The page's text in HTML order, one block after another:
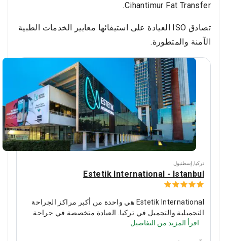
Cihantimur Fat Transfer.
تصادق ISO العيادة على استيفائها معايير الخدمات الطبية
الآمنة والمتطورة.
تركيا إسطنبول
Estetik International - Istanbul
Estetik International هي واحدة من أكبر مراكز الجراحة
التجميلية والتجميل في تركيا. العيادة متخصصة في جراحة
الوجه والجسم والثدي وزراعة الشعر.
اقرأ المزيد من التفاصيل